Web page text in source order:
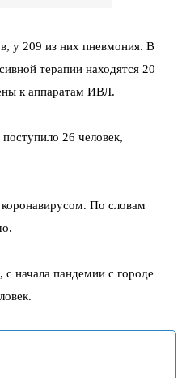
у 209 из них пневмония. В
терапии находятся 20
к аппаратам ИВЛ.
26 человек,
По словам
начала пандемии с городе